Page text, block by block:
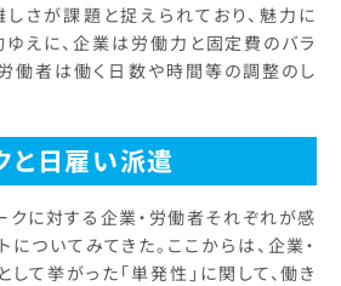
さが課題と捉えられており、魅力に
えに、企業は労働力と固定費のバラ
働者は働く日数や時間等の調整のし
と日雇い派遣
クに対する企業・労働者それぞれが感
についてみてきた。ここからは、企業・
して挙がった「単発性」に関して、働き